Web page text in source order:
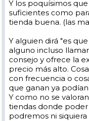
Y los poquísimos
suficientes como
tienda buena. (las
Y alguien dirá "es
alguno incluso
consejo y ofrece la
precio más alto.
con frecuencia o
que ganan ya
Y como no se
tiendas donde
podremos ni